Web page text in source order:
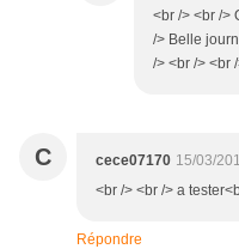
<br /> <br />
/> Belle
/> <br /> <br
C cece07170 15/03/
<br /> <br /> a
Répondre